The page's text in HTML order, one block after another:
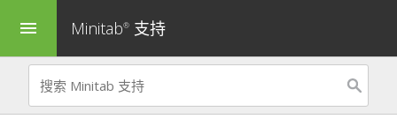
menu Minitab® 支持